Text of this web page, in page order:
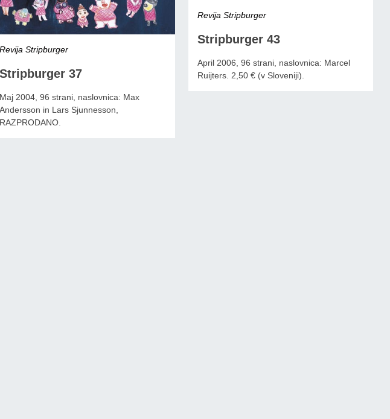
Revija Stripburger
Stripburger 43
April 2006, 96 strani, naslovnica: Marcel
Ruijters. 2,50 € (v Sloveniji).
Revija Stripburger
Stripburger 37
Maj 2004, 96 strani, naslovnica: Max
Andersson in Lars Sjunnesson,
RAZPRODANO.